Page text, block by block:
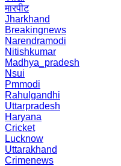
मारपीट
Jharkhand
Breakingnews
Narendramodi
Nitishkumar
Madhya_pradesh
Nsui
Pmmodi
Rahulgandhi
Uttarpradesh
Haryana
Cricket
Lucknow
Uttarakhand
Crimenews